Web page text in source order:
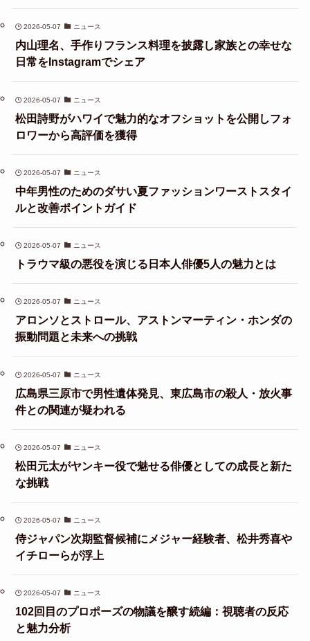
2026-05-07 ニュース
内山理名、手作りフランス料理を披露し家族との幸せな
日常をInstagramでシェア
2026-05-07 ニュース
松田詩野がハワイで魅力的なオフショットを公開しフォ
ロワーから高評価を獲得
2026-05-07 ニュース
中年男性のためのダサい夏ファッションワーストスタイ
ルと改善ポイントガイド
2026-05-07 ニュース
トラウマ級の悪役を演じる日本人俳優5人の魅力とは
2026-05-07 ニュース
アロンソとストロール、アストンマーティン・ホンダの
振動問題と未来への挑戦
2026-05-07 ニュース
広島県三原市で男性遺体発見、東広島市の殺人・放火事
件との関連が疑われる
2026-05-07 ニュース
松田元太がヤンキー役で魅せる俳優としての成長と新た
な挑戦
2026-05-07 ニュース
侍ジャパン次期監督候補にメジャー経験者、松井秀喜や
イチローらが浮上
2026-05-07 ニュース
102回目のプロポーズの物議を醸す続編：視聴者の反応
と魅力分析